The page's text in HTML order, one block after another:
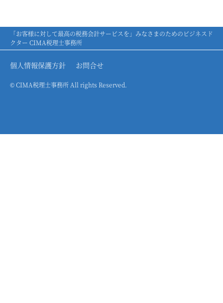
「お客様に対して最高の税務会計サービスを」みなさまのためのビジネスド
クター CIMA税理士事務所
個人情報保護方針 お問合せ
© CIMA税理士事務所 All rights Reserved.